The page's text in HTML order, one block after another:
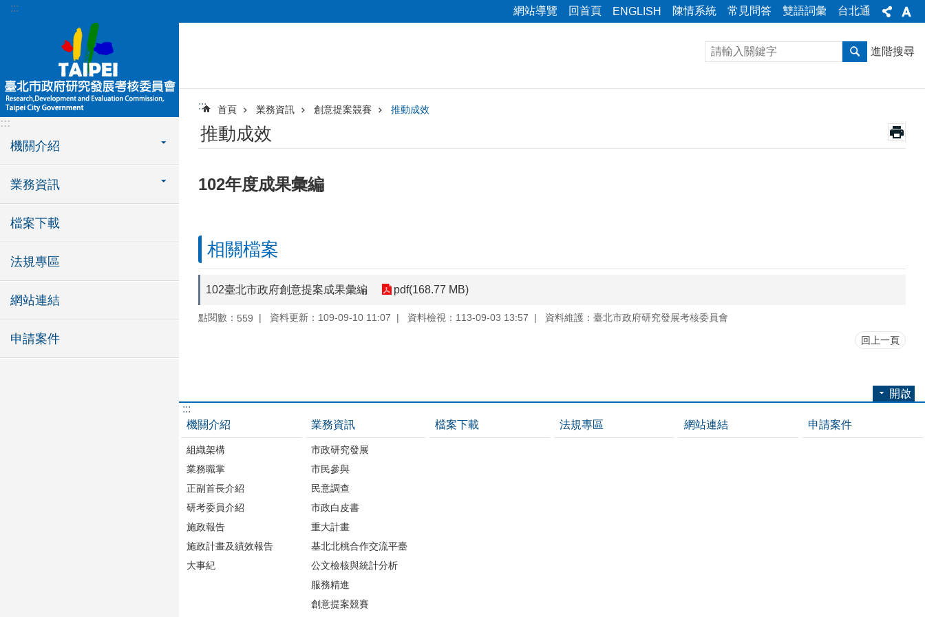
跳到主要內容區塊
::: 網站導覽 回首頁 ENGLISH 陳情系統 常見問答 雙語詞彙 台北通
:::
機關介紹
業務資訊
檔案下載
法規專區
網站連結
申請案件
進階搜尋
::: 首頁 業務資訊 創意提案競賽 推動成效
推動成效
102年度成果彙編
相關檔案
102臺北市政府創意提案成果彙編 pdf(168.77 MB)
點閱數： 559 資料更新：109-09-10 11:07 資料檢視：113-09-03 13:57 資料維護：臺北市政府研究發展考核委員會
回上一頁
開啟
:::
機關介紹
組織架構
業務職掌
正副首長介紹
研考委員介紹
施政報告
施政計畫及績效報告
大事紀
業務資訊
市政研究發展
市民參與
民意調查
市政白皮書
重大計畫
基北北桃合作交流平臺
公文檢核與統計分析
服務精進
創意提案競賽
檔案下載 法規專區 網站連結 申請案件